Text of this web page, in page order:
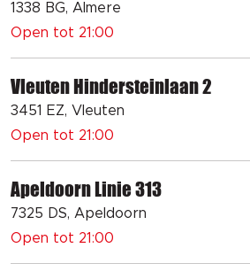
1338 BG, Almere
Open tot 21:00
Vleuten Hindersteinlaan 2
3451 EZ, Vleuten
Open tot 21:00
Apeldoorn Linie 313
7325 DS, Apeldoorn
Open tot 21:00